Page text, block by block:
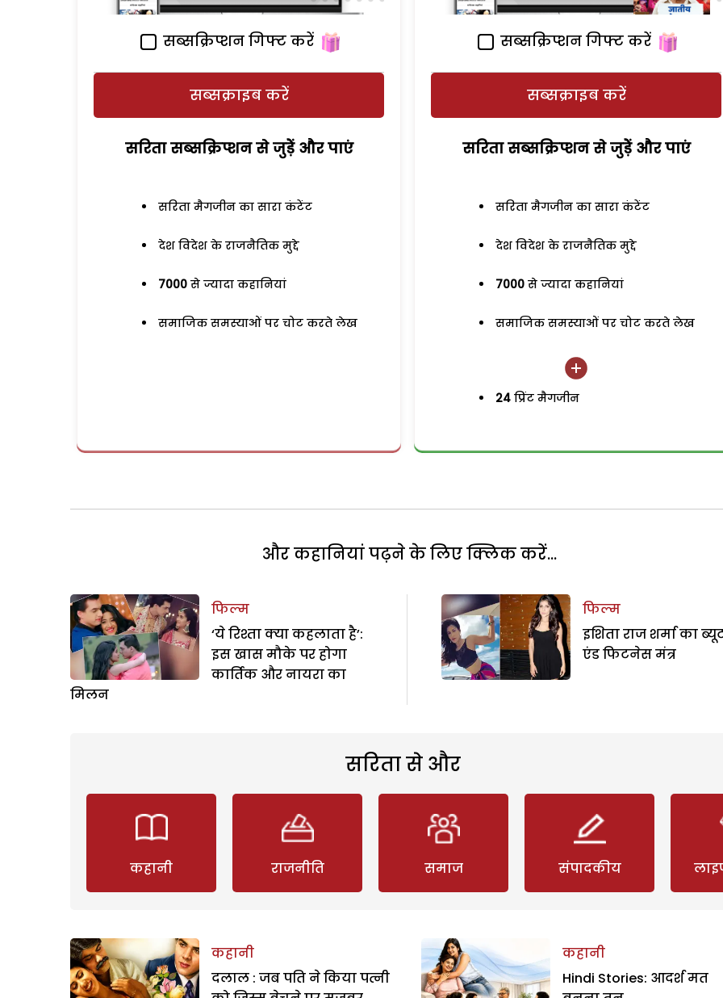
सब्सक्रिप्शन गिफ्ट करें
सब्सक्राइब करें
सरिता सब्सक्रिप्शन से जुड़ेें और पाएं
सरिता मैगजीन का सारा कंटेंट
देश विदेश के राजनैतिक मुद्दे
7000 से ज्यादा कहानियां
समाजिक समस्याओं पर चोट करते लेख
सब्सक्रिप्शन गिफ्ट करें
सब्सक्राइब करें
सरिता सब्सक्रिप्शन से जुड़ेें और पाएं
सरिता मैगजीन का सारा कंटेंट
देश विदेश के राजनैतिक मुद्दे
7000 से ज्यादा कहानियां
समाजिक समस्याओं पर चोट करते लेख
24 प्रिंट मैगजीन
और कहानियां पढ़ने के लिए क्लिक करें...
फिल्म
‘ये रिश्ता क्या कहलाता है’:
इस खास मौके पर होगा
कार्तिक और नायरा का
मिलन
फिल्म
इशिता राज शर्मा का
एंड फिटनेस मंत्र
सरिता से और
कहानी राजनीति समाज संपादकीय
कहानी
दलाल : जब पति ने किया पत्नी
कहानी
Hindi Stories: आदर्श मत